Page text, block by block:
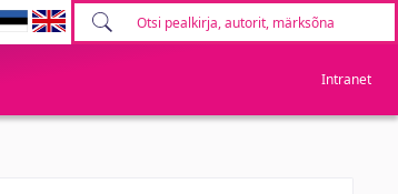
Intranet